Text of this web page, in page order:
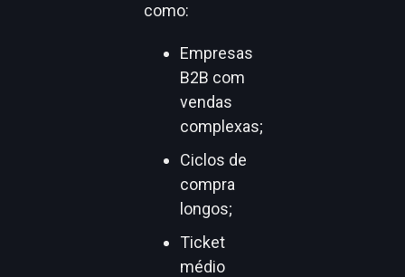
como:
Empresas
B2B com
vendas
complexas;
Ciclos de
compra
longos;
Ticket
médio